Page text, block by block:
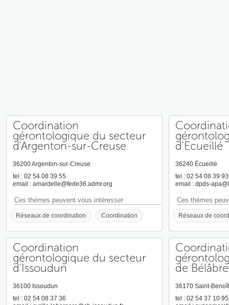
Coordination
gérontologique du secteur
d'Argenton-sur-Creuse
36200 Argenton-sur-Creuse
tel : 02 54 08 39 55
email : amardelle@fede36.admr.org
Ces thèmes peuvent vous intéresser
Réseaux de coordination Coordination
d'Ecueillé
36240 Écueillé
tel : 02 54 08 39 93
email : dpds-
Ces thèmes
Réseaux de
Coordination
gérontologique du secteur
d'Issoudun
36100 Issoudun
tel : 02 54 08 37 36
de Bélâbre
36170 Saint-
tel : 02 54 37 10 95